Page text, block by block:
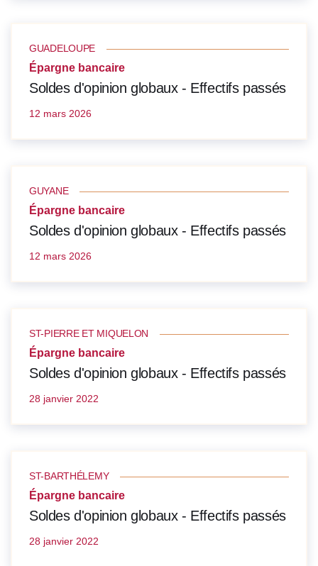
GUADELOUPE
Épargne bancaire
Soldes d'opinion globaux - Effectifs passés
12 mars 2026
GUYANE
Épargne bancaire
Soldes d'opinion globaux - Effectifs passés
12 mars 2026
ST-PIERRE ET MIQUELON
Épargne bancaire
Soldes d'opinion globaux - Effectifs passés
28 janvier 2022
ST-BARTHÉLEMY
Épargne bancaire
Soldes d'opinion globaux - Effectifs passés
28 janvier 2022